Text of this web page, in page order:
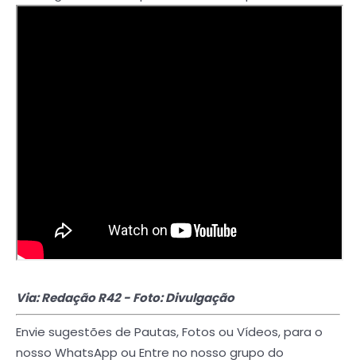
Via: Redação R42 - Foto: Divulgação
Envie sugestões de Pautas, Fotos ou Vídeos, para o
nosso WhatsApp ou Entre no nosso grupo do